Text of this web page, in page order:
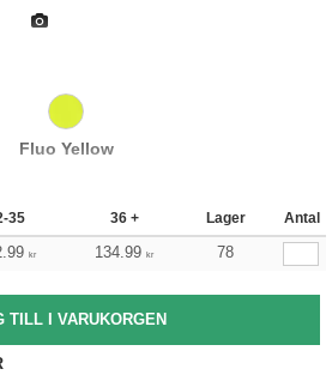
Fluo Yellow
35 36 + Lager Antal
kr 134.99 kr 78